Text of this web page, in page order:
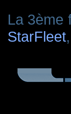
La 3ème
StarFleet